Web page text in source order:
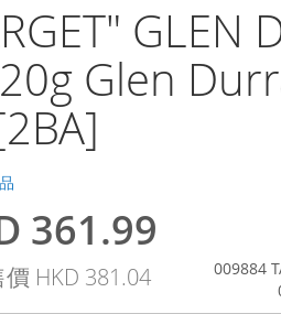
GLEN
Glen
361.99
價 HKD 381.04
009884